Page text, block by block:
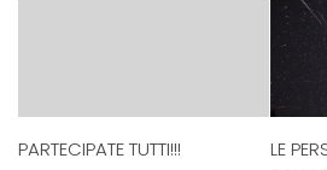
PARTECIPATE TUTTI!!!
LE